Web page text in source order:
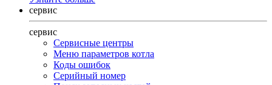
сервис
сервис
Сервисные центры
Меню параметров котла
Коды ошибок
Серийный номер